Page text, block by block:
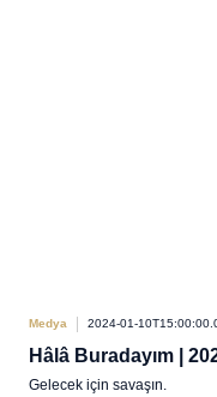
Medya 2024-01-
Hâlâ Buradayım |
Gelecek için savaşın.